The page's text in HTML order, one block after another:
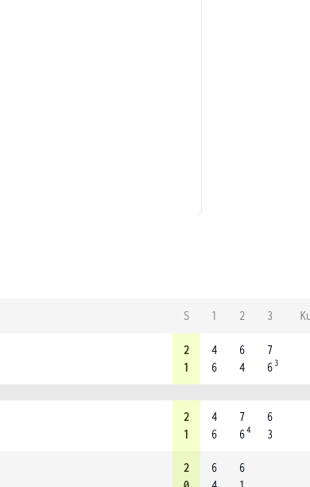
S 1 2 3
2
1
4
6
6
4
7
6 3
2
1
4
6
7
64
6
3
2
6
6